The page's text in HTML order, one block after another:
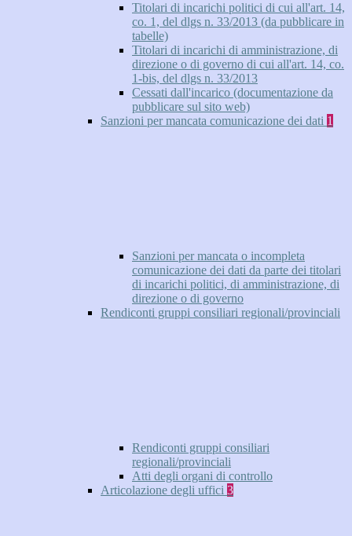
Titolari di incarichi politici di cui all'art. 14,
co. 1, del dlgs n. 33/2013 (da pubblicare in
tabelle)
Titolari di incarichi di amministrazione, di
direzione o di governo di cui all'art. 14, co.
1-bis, del dlgs n. 33/2013
Cessati dall'incarico (documentazione da
pubblicare sul sito web)
Sanzioni per mancata comunicazione dei dati 1
Sanzioni per mancata o incompleta
comunicazione dei dati da parte dei titolari
di incarichi politici, di amministrazione, di
direzione o di governo
Rendiconti gruppi consiliari regionali/provinciali
Rendiconti gruppi consiliari
regionali/provinciali
Atti degli organi di controllo
Articolazione degli uffici 3